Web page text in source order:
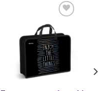
Добавить
в список
желаний